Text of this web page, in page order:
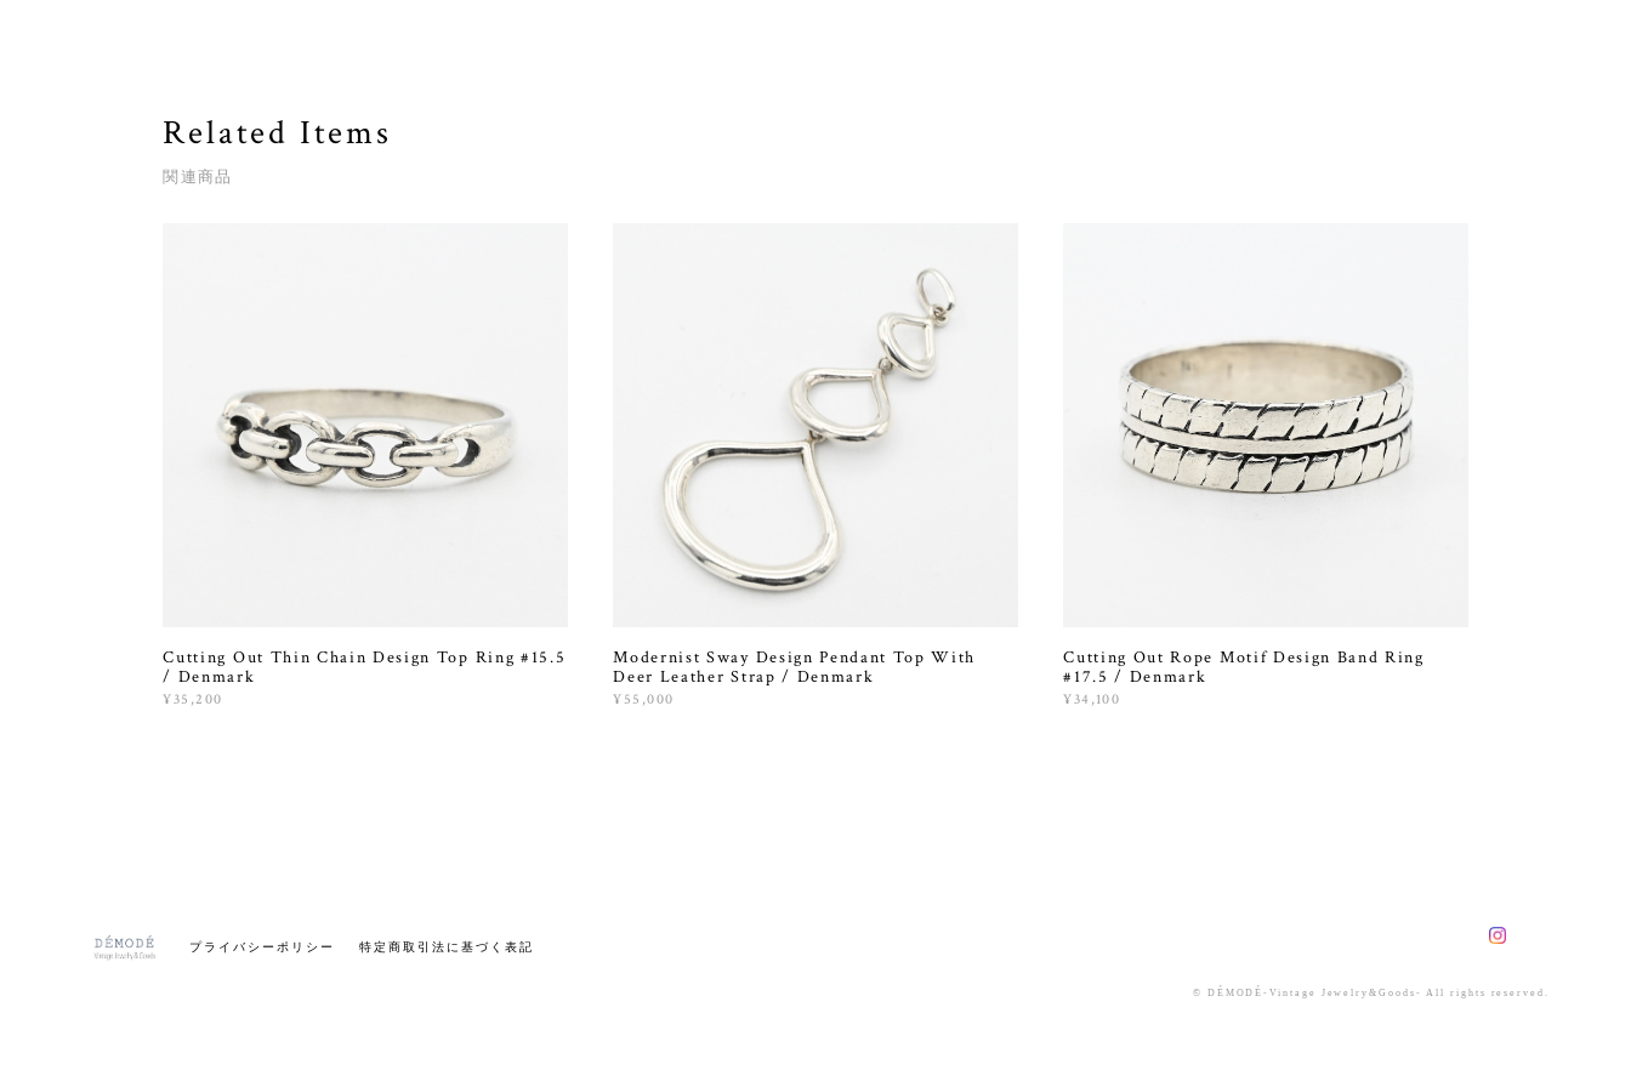
Related Items
関連商品
Cutting Out Thin Chain Design Top Ring #15.5
/ Denmark
¥35,200
Modernist Sway Design Pendant Top With
Deer Leather Strap / Denmark
¥55,000
Cutting Out Rope Motif Design Band Ring
#17.5 / Denmark
¥34,100
プライバシーポリシー 特定商取引法に基づく表記
© DÉMODÉ-Vintage Jewelry&Goods- All rights reserved.